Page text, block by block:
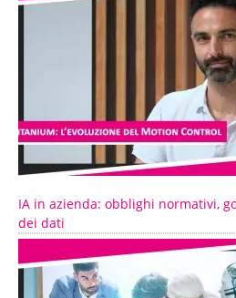
IA in azienda: obblighi normativi,
dei dati